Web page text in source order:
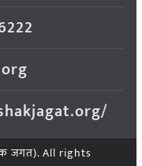
जगत). All rights